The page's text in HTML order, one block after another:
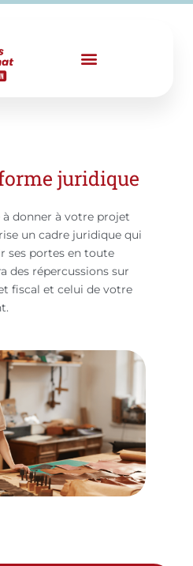
juridique
donner à votre projet
un cadre juridique qui
ses portes en toute
des répercussions sur
fiscal et celui de votre